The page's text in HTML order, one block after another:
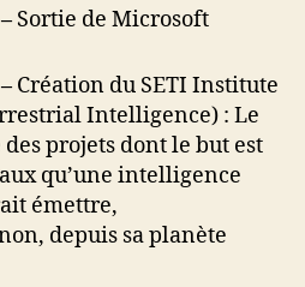
Sortie de Microsoft
Création du SETI Institute
Intelligence) : Le
projets dont le but est
qu’une intelligence
émettre,
depuis sa planète